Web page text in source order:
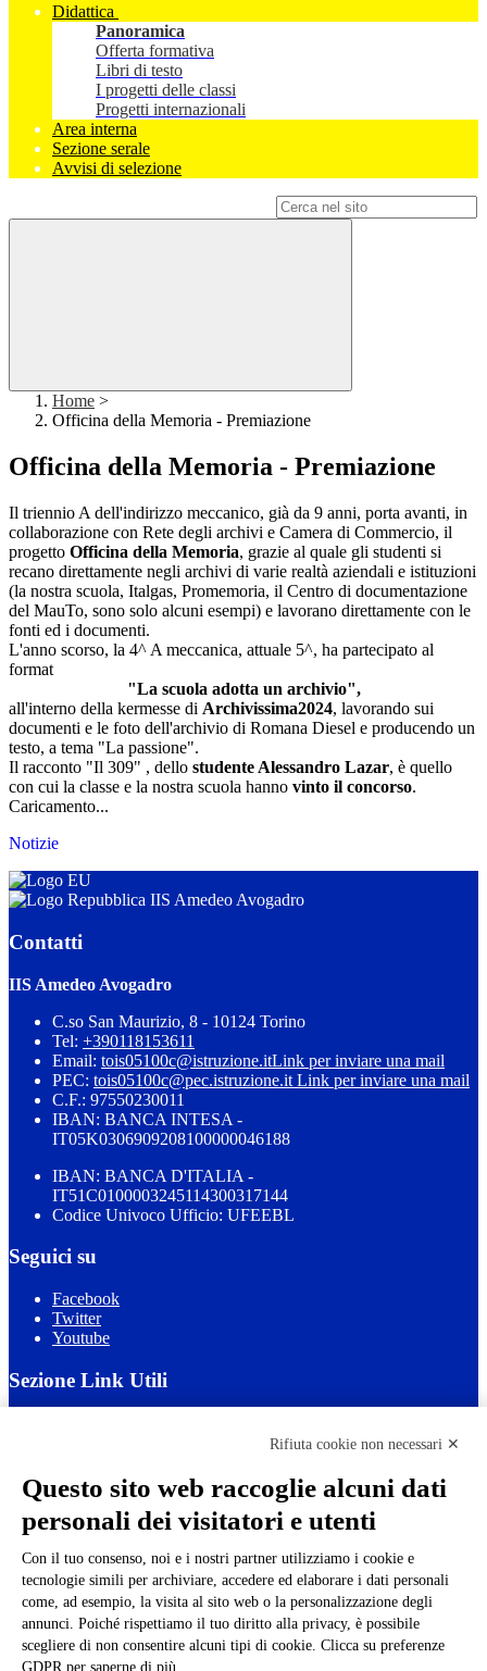
Didattica
Panoramica
Offerta formativa
Libri di testo
I progetti delle classi
Progetti internazionali
Area interna
Sezione serale
Avvisi di selezione
Home >
Officina della Memoria - Premiazione
Officina della Memoria - Premiazione
Il triennio A dell'indirizzo meccanico, già da 9 anni, porta avanti, in
collaborazione con Rete degli archivi e Camera di Commercio, il
progetto Officina della Memoria, grazie al quale gli studenti si
recano direttamente negli archivi di varie realtà aziendali e istituzioni
(la nostra scuola, Italgas, Promemoria, il Centro di documentazione
del MauTo, sono solo alcuni esempi) e lavorano direttamente con le
fonti ed i documenti.
L'anno scorso, la 4^ A meccanica, attuale 5^, ha partecipato al
format
"La scuola adotta un archivio",
all'interno della kermesse di Archivissima2024, lavorando sui
documenti e le foto dell'archivio di Romana Diesel e producendo un
testo, a tema "La passione".
Il racconto "Il 309" , dello studente Alessandro Lazar, è quello
con cui la classe e la nostra scuola hanno vinto il concorso.
Caricamento...
Notizie
IIS Amedeo Avogadro
Contatti
IIS Amedeo Avogadro
C.so San Maurizio, 8 - 10124 Torino
Tel: +390118153611
Email: tois05100c@istruzione.itLink per inviare una mail
PEC: tois05100c@pec.istruzione.it Link per inviare una mail
C.F.: 97550230011
IBAN: BANCA INTESA -
IT05K0306909208100000046188
IBAN: BANCA D'ITALIA -
IT51C0100003245114300317144
Codice Univoco Ufficio: UFEEBL
Seguici su
Facebook
Twitter
Youtube
Sezione Link Utili
Ufficio Relazioni con il Pubblico
Dichiarazione di accessibilità
Obiettivi di accessibilità
Gestione consensi cookie
Amministrazione trasparente
Pagina visualizzata
811volte
Sezione Copyright
Rifiuta cookie non necessari ✕
Questo sito web raccoglie alcuni dati
personali dei visitatori e utenti
Con il tuo consenso, noi e i nostri partner utilizziamo i cookie e
tecnologie simili per archiviare, accedere ed elaborare i dati personali
come, ad esempio, la visita al sito web o la personalizzazione degli
annunci. Poiché rispettiamo il tuo diritto alla privacy, è possibile
scegliere di non consentire alcuni tipi di cookie. Clicca su preferenze
GDPR per saperne di più.